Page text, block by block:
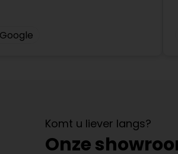
Komt u liever langs?
Onze